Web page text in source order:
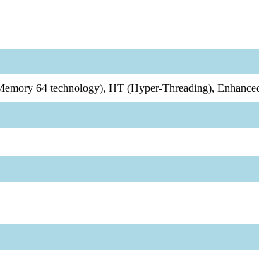
64 technology), HT (Hyper-Threading),